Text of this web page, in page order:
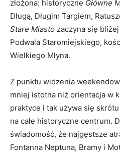
złożona: historyczne Główne
Długą, Długim Targiem,
Stare Miasto zaczyna się
Podwala Staromiejskiego,
Wielkiego Młyna.
Z punktu widzenia
mniej istotna niż orientacja w
praktyce i tak używa się
na całe historyczne centrum.
świadomość, że najgęstsze
Fontanna Neptuna, Bramy i